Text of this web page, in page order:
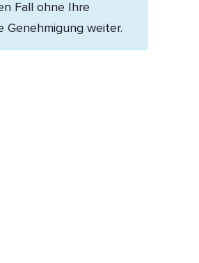
Fall ohne Ihre
Genehmigung weiter.